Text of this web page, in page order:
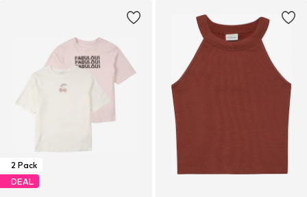
2 Pack
DEAL